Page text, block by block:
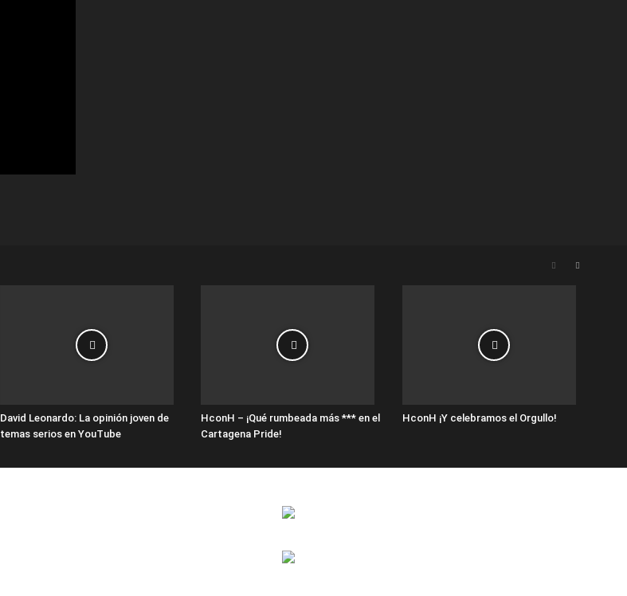
David Leonardo: La opinión joven de
temas serios en YouTube
HconH – ¡Qué rumbeada más *** en el
Cartagena Pride!
HconH ¡Y celebramos el Orgullo!